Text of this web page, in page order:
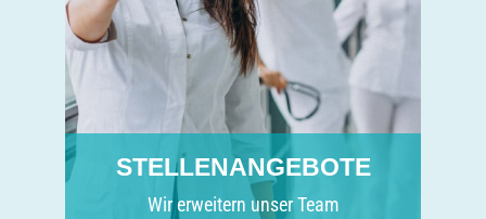
STELLENANGEBOTE
Wir erweitern unser Team